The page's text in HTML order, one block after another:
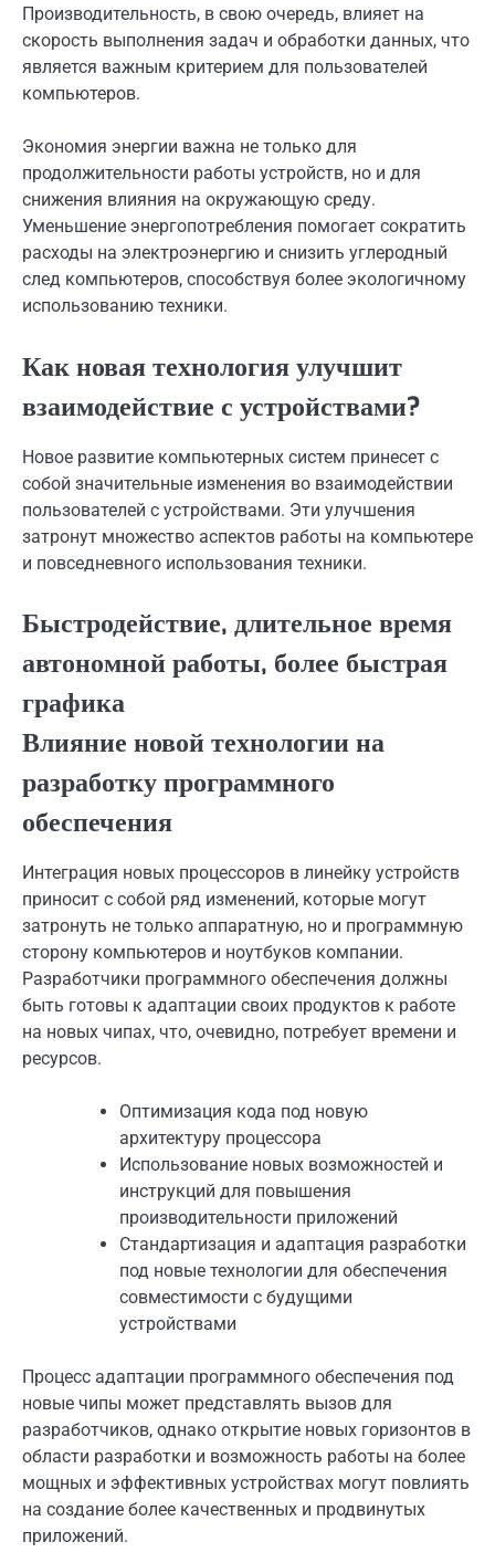
Производительность, в свою очередь, влияет на
скорость выполнения задач и обработки данных, что
является важным критерием для пользователей
компьютеров.
Экономия энергии важна не только для
продолжительности работы устройств, но и для
снижения влияния на окружающую среду.
Уменьшение энергопотребления помогает сократить
расходы на электроэнергию и снизить углеродный
след компьютеров, способствуя более экологичному
использованию техники.
Как новая технология улучшит
взаимодействие с устройствами?
Новое развитие компьютерных систем принесет с
собой значительные изменения во взаимодействии
пользователей с устройствами. Эти улучшения
затронут множество аспектов работы на компьютере
и повседневного использования техники.
Быстродействие, длительное время
автономной работы, более быстрая
графика
Влияние новой технологии на
разработку программного
обеспечения
Интеграция новых процессоров в линейку устройств
приносит с собой ряд изменений, которые могут
затронуть не только аппаратную, но и программную
сторону компьютеров и ноутбуков компании.
Разработчики программного обеспечения должны
быть готовы к адаптации своих продуктов к работе
на новых чипах, что, очевидно, потребует времени и
ресурсов.
Оптимизация кода под новую
архитектуру процессора
Использование новых возможностей и
инструкций для повышения
производительности приложений
Стандартизация и адаптация разработки
под новые технологии для обеспечения
совместимости с будущими
устройствами
Процесс адаптации программного обеспечения под
новые чипы может представлять вызов для
разработчиков, однако открытие новых горизонтов в
области разработки и возможность работы на более
мощных и эффективных устройствах могут повлиять
на создание более качественных и продвинутых
приложений.